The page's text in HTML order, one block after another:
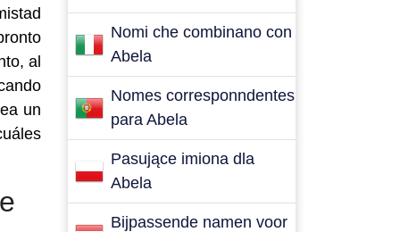
al
un
Nomi che combinano con
Abela
Nomes corresponndentes
para Abela
Pasujące imiona dla
Abela
Bijpassende namen voor